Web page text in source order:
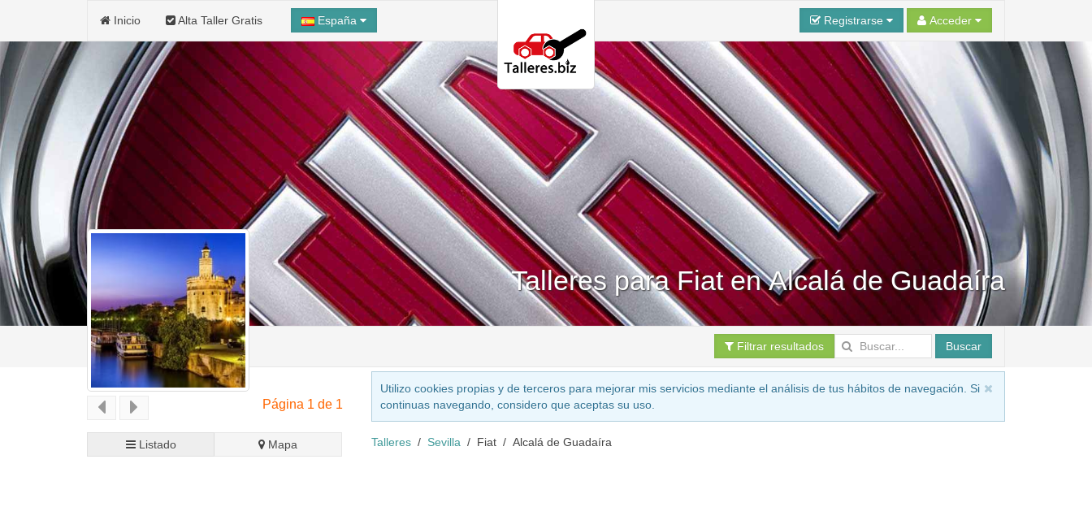
Inicio Alta Taller Gratis España Registrarse Acceder
Talleres para Fiat en Alcalá de Guadaíra
Filtrar resultados Buscar
Página 1 de 1
Listado Mapa
Utilizo cookies propias y de terceros para mejorar mis servicios mediante el análisis de tus hábitos de navegación. Si
continuas navegando, considero que aceptas su uso.
Talleres Sevilla Fiat Alcalá de Guadaíra